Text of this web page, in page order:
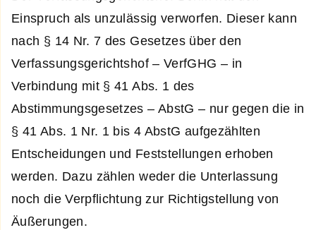
Einspruch als unzulässig verworfen. Dieser kann
nach § 14 Nr. 7 des Gesetzes über den
Verfassungsgerichtshof – VerfGHG – in
Verbindung mit § 41 Abs. 1 des
Abstimmungsgesetzes – AbstG – nur gegen die in
§ 41 Abs. 1 Nr. 1 bis 4 AbstG aufgezählten
Entscheidungen und Feststellungen erhoben
werden. Dazu zählen weder die Unterlassung
noch die Verpflichtung zur Richtigstellung von
Äußerungen.